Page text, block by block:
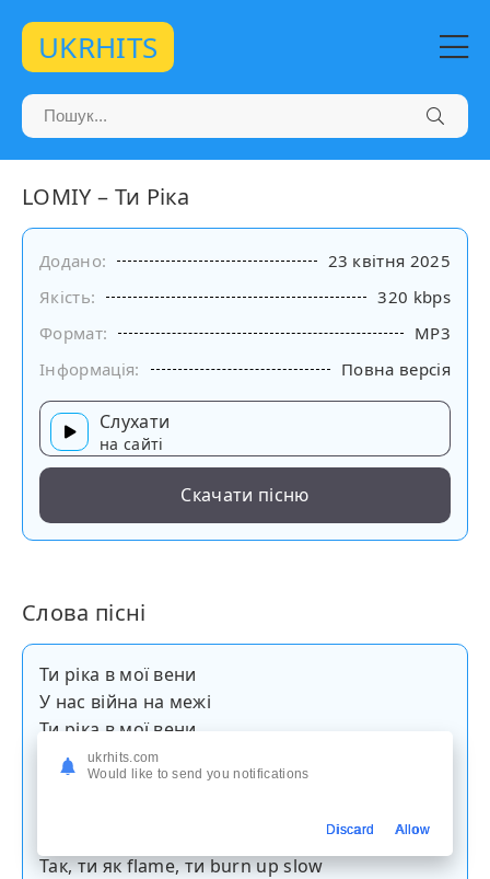
UKRHITS
LOMIY – Ти Ріка
Додано:
23 квітня 2025
Якість:
320 kbps
Формат:
MP3
Інформація:
Повна версія
Слухати
на сайті
Скачати пісню
Слова пісні
Ти ріка в мої вени
У нас війна на межі
Ти ріка в мої вени
Під нас вібрують планети
Так, ти як flame, ти burn up slow
ukrhits.com
Would like to send you notifications
Discard Allow